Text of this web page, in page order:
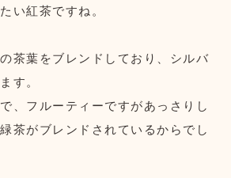
い紅茶ですね。
茶葉をブレンドしており、シルバ
す。
、フルーティーですがあっさりし
茶がブレンドされているからでし